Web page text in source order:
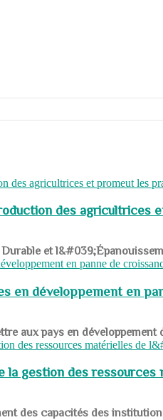
des agricultrices
et
en développement en
aux pays en
gestion des ressources
des capacités des